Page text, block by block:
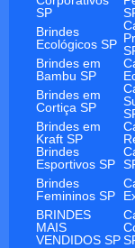
SP
Brindes
Ecológicos SP
Brindes em
Bambu SP
Brindes em
Cortiça SP
Brindes em
Kraft SP
Brindes
Esportivos SP
Brindes
Femininos SP
BRINDES
MAIS
VENDIDOS SP